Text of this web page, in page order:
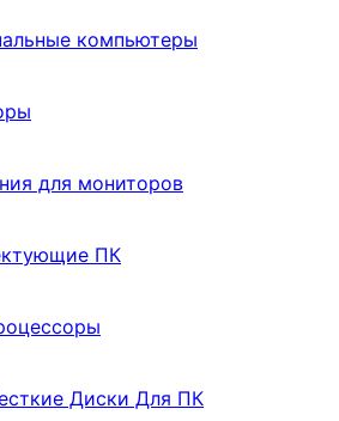
компьютеры
для мониторов
ПК
Диски Для ПК